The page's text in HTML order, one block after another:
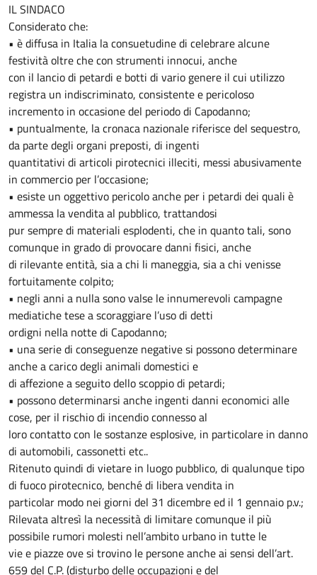
IL SINDACO
Considerato che:
• è diffusa in Italia la consuetudine di celebrare alcune
festività oltre che con strumenti innocui, anche
con il lancio di petardi e botti di vario genere il cui utilizzo
registra un indiscriminato, consistente e pericoloso
incremento in occasione del periodo di Capodanno;
• puntualmente, la cronaca nazionale riferisce del sequestro,
da parte degli organi preposti, di ingenti
quantitativi di articoli pirotecnici illeciti, messi abusivamente
in commercio per l’occasione;
• esiste un oggettivo pericolo anche per i petardi dei quali è
ammessa la vendita al pubblico, trattandosi
pur sempre di materiali esplodenti, che in quanto tali, sono
comunque in grado di provocare danni fisici, anche
di rilevante entità, sia a chi li maneggia, sia a chi venisse
fortuitamente colpito;
• negli anni a nulla sono valse le innumerevoli campagne
mediatiche tese a scoraggiare l’uso di detti
ordigni nella notte di Capodanno;
• una serie di conseguenze negative si possono determinare
anche a carico degli animali domestici e
di affezione a seguito dello scoppio di petardi;
• possono determinarsi anche ingenti danni economici alle
cose, per il rischio di incendio connesso al
loro contatto con le sostanze esplosive, in particolare in danno
di automobili, cassonetti etc..
Ritenuto quindi di vietare in luogo pubblico, di qualunque tipo
di fuoco pirotecnico, benché di libera vendita in
particolar modo nei giorni del 31 dicembre ed il 1 gennaio p.v.;
Rilevata altresì la necessità di limitare comunque il più
possibile rumori molesti nell’ambito urbano in tutte le
vie e piazze ove si trovino le persone anche ai sensi dell’art.
659 del C.P. (disturbo delle occupazioni e del